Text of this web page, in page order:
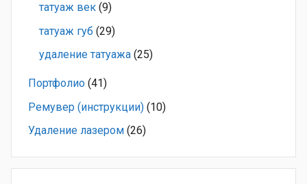
татуаж век (9)
татуаж губ (29)
удаление татуажа (25)
Портфолио (41)
Ремувер (инструкции) (10)
Удаление лазером (26)